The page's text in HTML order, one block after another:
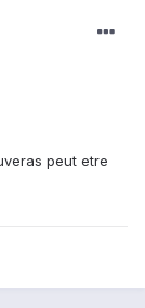
peut etre